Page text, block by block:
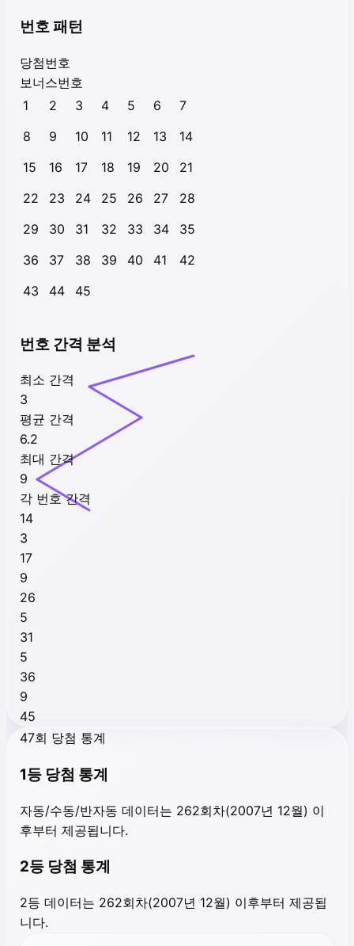
번호 패턴
당첨번호
보너스번호
1
2 3 4 5 6
7
8
9 10 11 12 13
14
15
16 17 18 19 20
21
22
23 24 25 26 27
28
29
30 31 32 33 34
35
36
37 38 39 40 41
42
43
44 45
번호 간격 분석
최소 간격
3
평균 간격
6.2
최대 간격
9
각 번호 간격
14
3
17
9
26
5
31
5
36
9
45
47회 당첨 통계
1등 당첨 통계
자동/수동/반자동 데이터는 262회차(2007년 12월) 이
후부터 제공됩니다.
2등 당첨 통계
2등 데이터는 262회차(2007년 12월) 이후부터 제공됩
니다.